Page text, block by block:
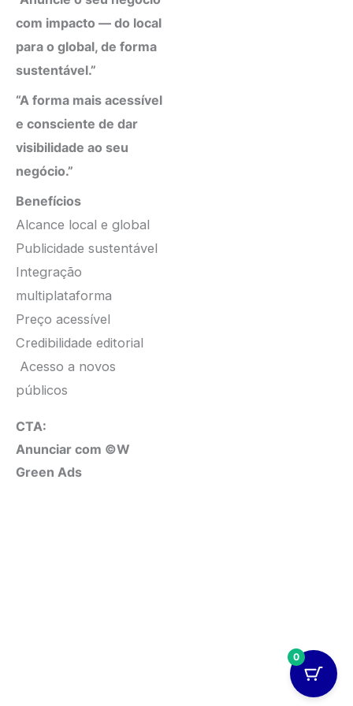
com impacto — do local
para o global, de forma
sustentável.”
“A forma mais acessível
e consciente de dar
visibilidade ao seu
negócio.”
Benefícios
Alcance local e global
Publicidade sustentável
Integração
multiplataforma
Preço acessível
Credibilidade editorial
Acesso a novos
públicos
CTA:
Anunciar com ©W
Green Ads
0